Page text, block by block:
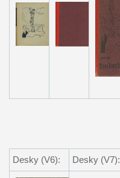
Desky (V6): Desky (V7):